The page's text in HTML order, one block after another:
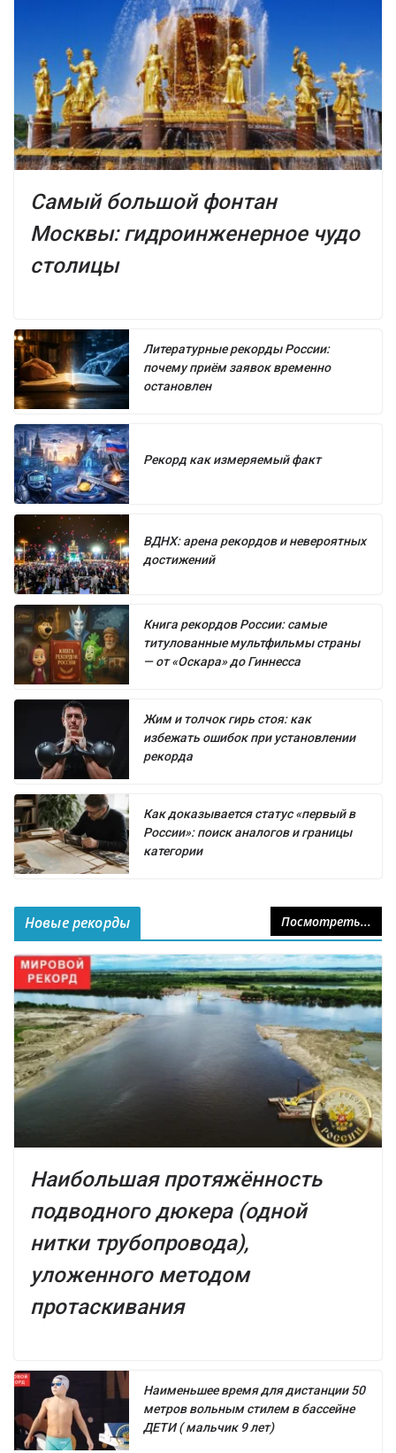
Самый большой фонтан
Москвы: гидроинженерное чудо
столицы
Литературные рекорды России:
почему приём заявок временно
остановлен
Рекорд как измеряемый факт
ВДНХ: арена рекордов и невероятных
достижений
Книга рекордов России: самые
титулованные мультфильмы страны
— от «Оскара» до Гиннесса
Жим и толчок гирь стоя: как
избежать ошибок при установлении
рекорда
Как доказывается статус «первый в
России»: поиск аналогов и границы
категории
Новые рекорды Посмотреть...
Наибольшая протяжённость
подводного дюкера (одной
нитки трубопровода),
уложенного методом
протаскивания
Наименьшее время для дистанции 50
метров вольным стилем в бассейне
ДЕТИ ( мальчик 9 лет)